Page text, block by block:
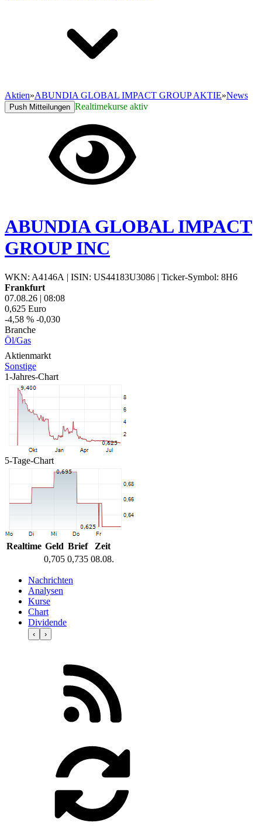
Aktien»ABUNDIA GLOBAL IMPACT GROUP AKTIE»News
Push Mitteilungen Realtimekurse aktiv
ABUNDIA GLOBAL IMPACT
GROUP INC
WKN: A4146A | ISIN: US44183U3086 | Ticker-Symbol: 8H6
Frankfurt
07.08.26 | 08:08
0,625 Euro
-4,58 % -0,030
Branche
Öl/Gas
Aktienmarkt
Sonstige
1-Jahres-Chart
5-Tage-Chart
Realtime Geld Brief
Zeit
0,705 0,735 08.08.
Nachrichten
Analysen
Kurse
Chart
Dividende
‹ ›